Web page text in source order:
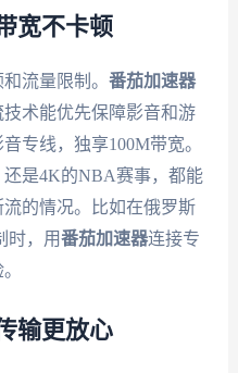
宽不卡顿
流量限制。 番茄加速器
术能优先保障影音和游
专线，独享100M带宽。
是4K的NBA赛事，都能
的情况。比如在俄罗斯
时，用番茄加速器连接专
输更放心